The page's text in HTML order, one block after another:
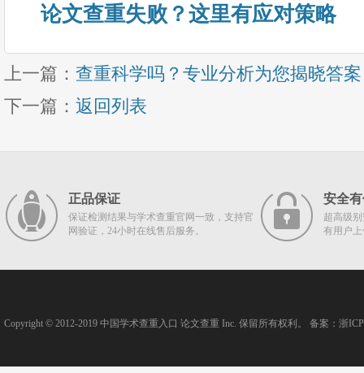
论文查重失败？这里有应对策略
上一篇： 查重科学吗？专业分析为您揭晓答案
下一篇： 返回列表
正品保证
保证检测结果与学术查重官网一致，支持官
网验证，24小时在线售后服务。
安全
超高级
有用户
Copyright © 2012-2019 中国学术查重入口 论文查重 Inc. 保留所有权利。 备案： 浙